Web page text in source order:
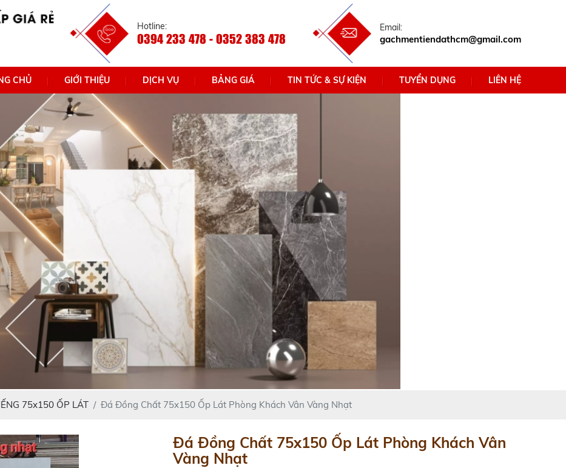
Hotline:
0394 233 478 - 0352 383 478
Email:
gachmentiendathcm@gmail.com
CHỦ GIỚI THIỆU DỊCH VỤ BẢNG GIÁ TIN TỨC & SỰ KIỆN TUYỂN DỤNG LIÊN HỆ
75x150 ỐP LÁT Đá Đồng Chất 75x150 Ốp Lát Phòng Khách Vân Vàng Nhạt
Đá Đồng Chất 75x150 Ốp Lát Phòng Khách Vân
Vàng Nhạt